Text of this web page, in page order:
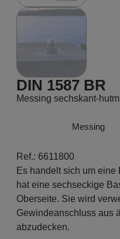
DIN 1587 BR
Messing sechskant-
Messing
Ref.: 6611800
Es handelt sich um
hat eine sechseckige
Oberseite. Sie wird
Gewindeanschluss aus
abzudecken.